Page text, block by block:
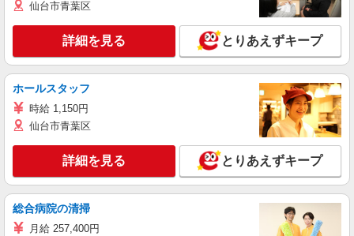
仙台市青葉区
詳細を見る とりあえずキープ
ホールスタッフ
時給 1,150円
仙台市青葉区
詳細を見る とりあえずキープ
総合病院の清掃
月給 257,400円